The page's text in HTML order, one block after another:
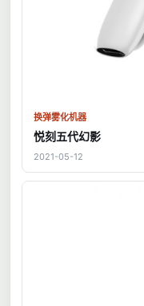
换弹雾化机器
悦刻五代幻影
2021-05-12